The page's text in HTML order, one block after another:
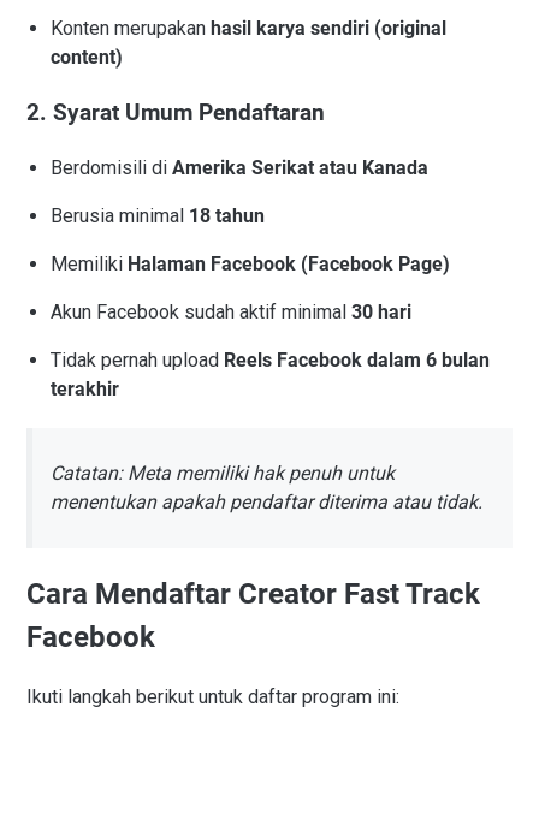
Konten merupakan hasil karya sendiri (original
content)
2. Syarat Umum Pendaftaran
Berdomisili di Amerika Serikat atau Kanada
Berusia minimal 18 tahun
Memiliki Halaman Facebook (Facebook Page)
Akun Facebook sudah aktif minimal 30 hari
Tidak pernah upload Reels Facebook dalam 6 bulan
terakhir
Catatan: Meta memiliki hak penuh untuk
menentukan apakah pendaftar diterima atau tidak.
Cara Mendaftar Creator Fast Track
Facebook
Ikuti langkah berikut untuk daftar program ini: